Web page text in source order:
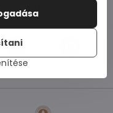
Új hozzászólás
LinkedIn
mail